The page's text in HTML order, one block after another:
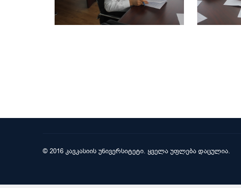
© 2016 კავკასიის უნივერსიტეტი. ყველა უფლება დაცულია.